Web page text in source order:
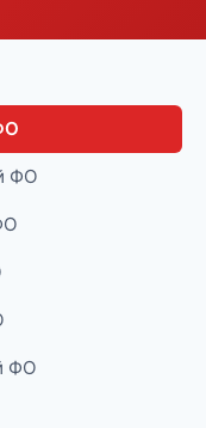
ФО
ФО